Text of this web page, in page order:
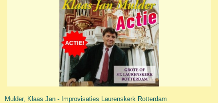
Mulder, Klaas Jan - Improvisaties Laurenskerk Rotterdam